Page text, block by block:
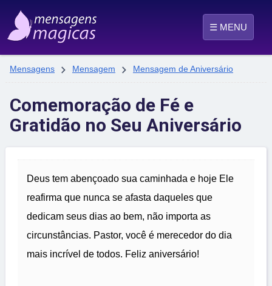
☰ MENU
Mensagens  Mensagem  Mensagem de Aniversário
Comemoração de Fé e
Gratidão no Seu Aniversário
Deus tem abençoado sua caminhada e hoje Ele
reafirma que nunca se afasta daqueles que
dedicam seus dias ao bem, não importa as
circunstâncias. Pastor, você é merecedor do dia
mais incrível de todos. Feliz aniversário!